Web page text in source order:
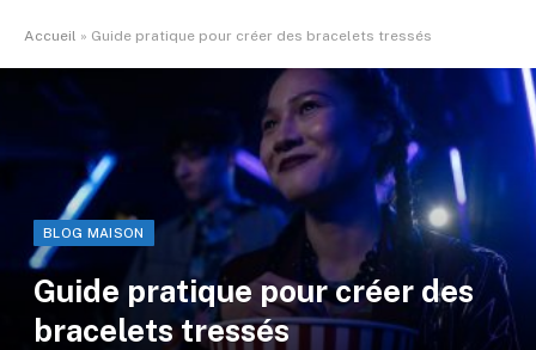
Accueil » Guide pratique pour créer des bracelets tressés
BLOG MAISON
Guide pratique pour créer des
bracelets tressés